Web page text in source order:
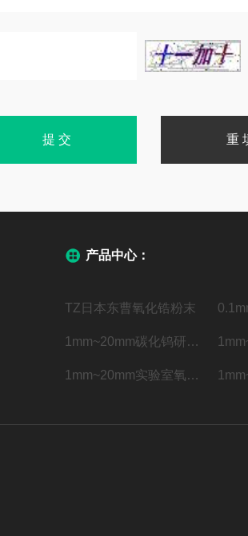
产品中心：
TZ日本东曹氧化锆粉末
1mm~20mm碳化钨研磨球
1mm~20mm实验室氧化锆研磨球